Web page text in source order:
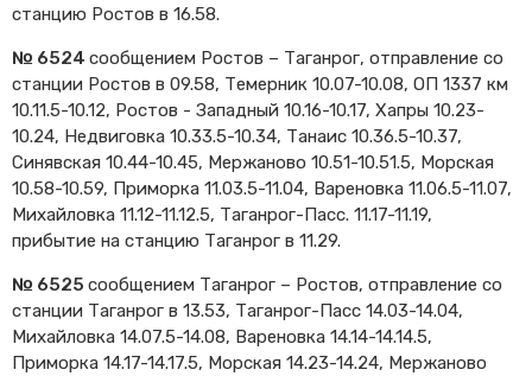
станцию Ростов в 16.58.
№ 6524 сообщением Ростов – Таганрог, отправление со
станции Ростов в 09.58, Темерник 10.07-10.08, ОП 1337 км
10.11.5-10.12, Ростов - Западный 10.16-10.17, Хапры 10.23-
10.24, Недвиговка 10.33.5-10.34, Танаис 10.36.5-10.37,
Синявская 10.44-10.45, Мержаново 10.51-10.51.5, Морская
10.58-10.59, Приморка 11.03.5-11.04, Вареновка 11.06.5-11.07,
Михайловка 11.12-11.12.5, Таганрог-Пасс. 11.17-11.19,
прибытие на станцию Таганрог в 11.29.
№ 6525 сообщением Таганрог – Ростов, отправление со
станции Таганрог в 13.53, Таганрог-Пасс 14.03-14.04,
Михайловка 14.07.5-14.08, Вареновка 14.14-14.14.5,
Приморка 14.17-14.17.5, Морская 14.23-14.24, Мержаново